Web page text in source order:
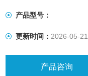
产品型号：
更新时间： 2026-05-21
产品咨询